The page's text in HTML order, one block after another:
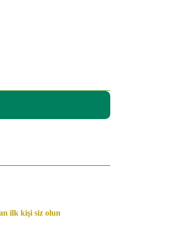
ilk kişi siz olun